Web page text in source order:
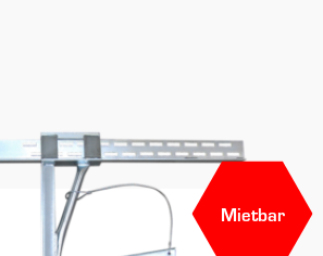
Zurücksetzen
Mietbar